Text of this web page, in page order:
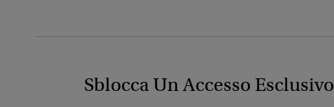
Sblocca Un Accesso Esclusivo